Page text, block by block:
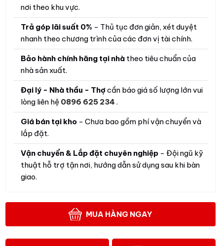
nơi theo khu vực.
Trả góp lãi suất 0% - Thủ tục đơn giản, xét duyệt
nhanh theo chương trình của các đơn vị tài chính.
Bảo hành chính hãng tại nhà theo tiêu chuẩn của
nhà sản xuất.
Đại lý - Nhà thầu - Thợcần báo giá số lượng lớn vui
lòng liên hệ 0896 625 234.
Giá bán tại kho - Chưa bao gồm phí vận chuyển và
lắp đặt.
Vận chuyển & Lắp đặt chuyên nghiệp - Đội ngũ kỹ
thuật hỗ trợ tận nơi, hướng dẫn sử dụng sau khi bàn
giao.
MUA HÀNG NGAY